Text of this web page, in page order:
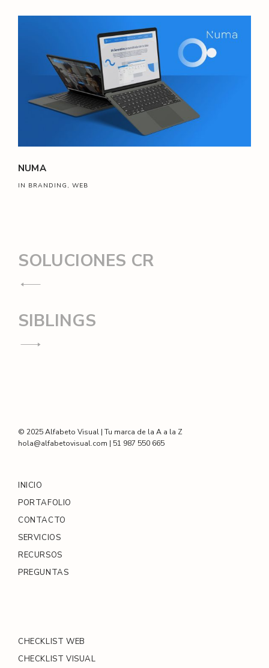
NUMA
IN BRANDING, WEB
Navegación
de
SOLUCIONES CR
SIBLINGS
© 2025 Alfabeto Visual | Tu marca de la A a la Z
hola@alfabetovisual.com | 51 987 550 665
INICIO
PORTAFOLIO
CONTACTO
SERVICIOS
RECURSOS
PREGUNTAS
CHECKLIST WEB
CHECKLIST VISUAL